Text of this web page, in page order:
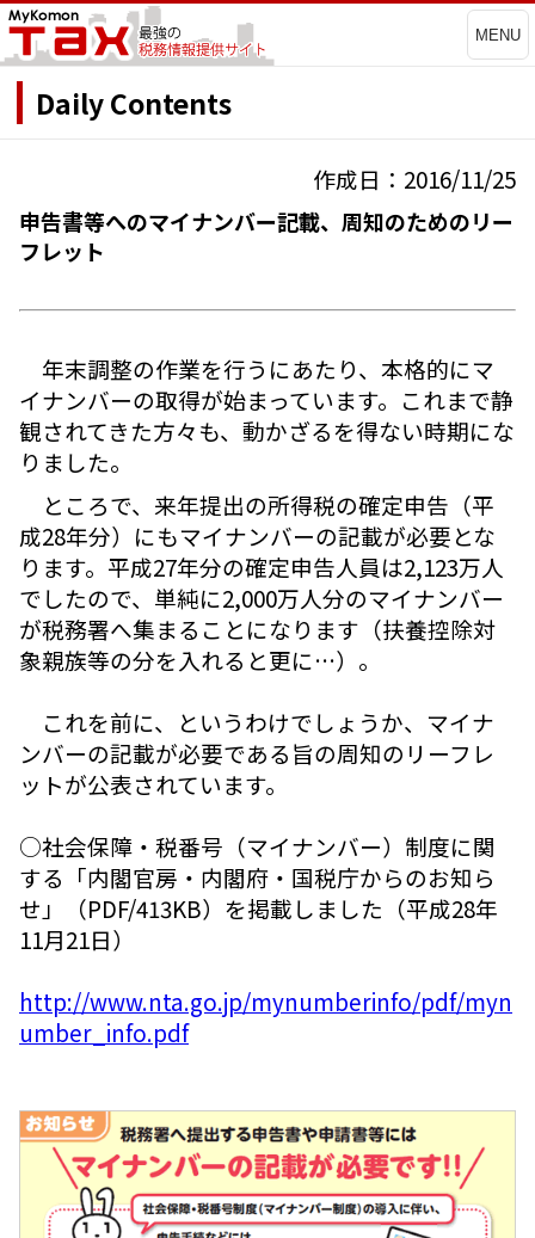
MENU
Daily Contents
作成日：2016/11/25
申告書等へのマイナンバー記載、周知のためのリー
フレット
年末調整の作業を行うにあたり、本格的にマ
イナンバーの取得が始まっています。これまで静
観されてきた方々も、動かざるを得ない時期にな
りました。
ところで、来年提出の所得税の確定申告（平
成28年分）にもマイナンバーの記載が必要とな
ります。平成27年分の確定申告人員は2,123万人
でしたので、単純に2,000万人分のマイナンバー
が税務署へ集まることになります（扶養控除対
象親族等の分を入れると更に…）。
これを前に、というわけでしょうか、マイナ
ンバーの記載が必要である旨の周知のリーフレ
ットが公表されています。
○社会保障・税番号（マイナンバー）制度に関
する「内閣官房・内閣府・国税庁からのお知ら
せ」（PDF/413KB）を掲載しました（平成28年
11月21日）
http://www.nta.go.jp/mynumberinfo/pdf/myn
umber_info.pdf